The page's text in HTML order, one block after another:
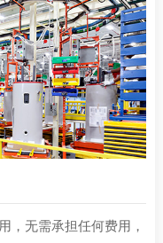
，无需承担任何费用，